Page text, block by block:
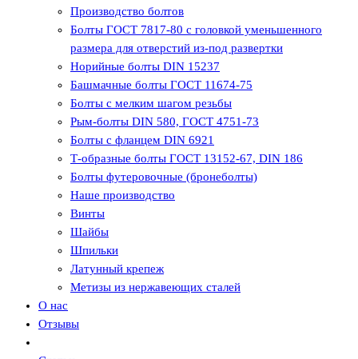
Производство болтов
Болты ГОСТ 7817-80 с головкой уменьшенного
размера для отверстий из-под развертки
Норийные болты DIN 15237
Башмачные болты ГОСТ 11674-75
Болты с мелким шагом резьбы
Рым-болты DIN 580, ГОСТ 4751-73
Болты с фланцем DIN 6921
Т-образные болты ГОСТ 13152-67, DIN 186
Болты футеровочные (бронеболты)
Наше производство
Винты
Шайбы
Шпильки
Латунный крепеж
Метизы из нержавеющих сталей
О нас
Отзывы